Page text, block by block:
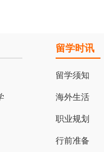
留学时讯
留学须知
海外生活
职业规划
行前准备